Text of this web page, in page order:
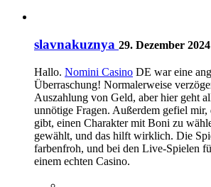
slavnakuznya 29. Dezember 2024
Hallo. Nomini Casino DE war eine
Überraschung! Normalerweise
Auszahlung von Geld, aber hier geht
unnötige Fragen. Außerdem gefiel mir,
gibt, einen Charakter mit Boni zu
gewählt, und das hilft wirklich. Die
farbenfroh, und bei den Live-Spielen
einem echten Casino.